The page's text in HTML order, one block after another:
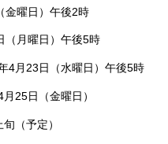
金曜日）午後2時
（月曜日）午後5時
4月23日（水曜日）午後5時
25日（金曜日）
（予定）